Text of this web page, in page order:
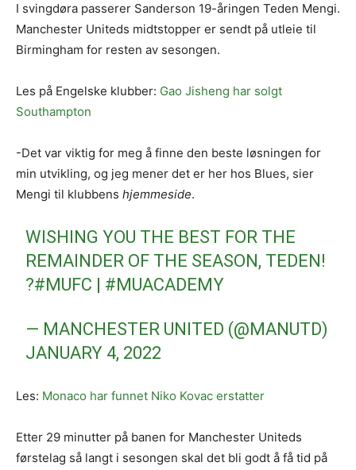
I svingdøra passerer Sanderson 19-åringen Teden Mengi.
Manchester Uniteds midtstopper er sendt på utleie til
Birmingham for resten av sesongen.
Les på Engelske klubber: Gao Jisheng har solgt
Southampton
-Det var viktig for meg å finne den beste løsningen for
min utvikling, og jeg mener det er her hos Blues, sier
Mengi til klubbens hjemmeside.
WISHING YOU THE BEST FOR THE
REMAINDER OF THE SEASON, TEDEN!
?#MUFC | #MUACADEMY
— MANCHESTER UNITED (@MANUTD)
JANUARY 4, 2022
Les: Monaco har funnet Niko Kovac erstatter
Etter 29 minutter på banen for Manchester Uniteds
førstelag så langt i sesongen skal det bli godt å få tid på